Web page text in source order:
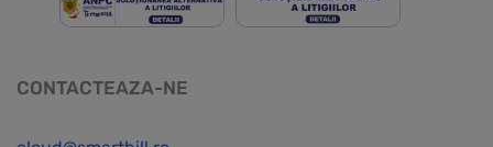
CONTACTEAZA-NE